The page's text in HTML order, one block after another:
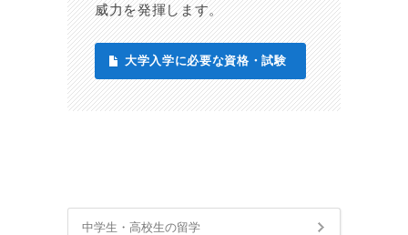
威力を発揮します。
大学入学に必要な資格・試験
中学生・高校生の留学